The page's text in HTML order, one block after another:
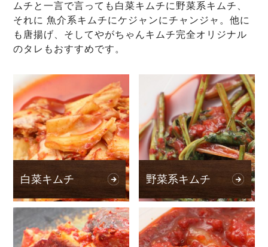
ムチと一言で言っても白菜キムチに野菜系キムチ、
それに 魚介系キムチにケジャンにチャンジャ。他に
も唐揚げ、そしてやがちゃんキムチ完全オリジナル
のタレもおすすめです。
白菜キムチ 野菜系キムチ